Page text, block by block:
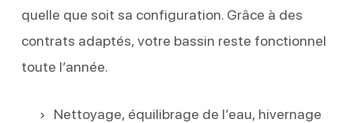
quelle que soit sa configuration. Grâce à des
contrats adaptés, votre bassin reste fonctionnel
toute l’année.
Nettoyage, équilibrage de l’eau, hivernage